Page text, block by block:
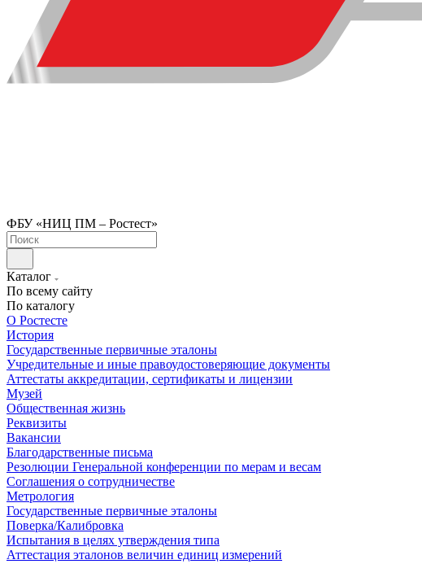
ФБУ «НИЦ ПМ – Ростест»
Каталог
По всему сайту
По каталогу
О Ростесте
История
Государственные первичные эталоны
Учредительные и иные правоудостоверяющие документы
Аттестаты аккредитации, сертификаты и лицензии
Музей
Общественная жизнь
Реквизиты
Вакансии
Благодарственные письма
Резолюции Генеральной конференции по мерам и весам
Соглашения о сотрудничестве
Метрология
Государственные первичные эталоны
Поверка/Калибровка
Испытания в целях утверждения типа
Аттестация эталонов величин единиц измерений